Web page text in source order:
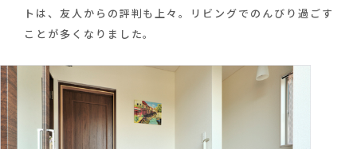
トは、友人からの評判も上々。リビングでのんびり過ごす
ことが多くなりました。